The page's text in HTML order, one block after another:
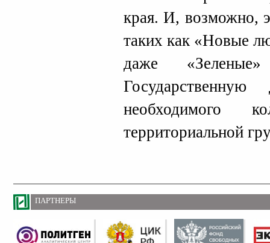
края. И, возможно,
таких как «Новые
даже
необходимого
территориальной
ПАРТНЕРЫ